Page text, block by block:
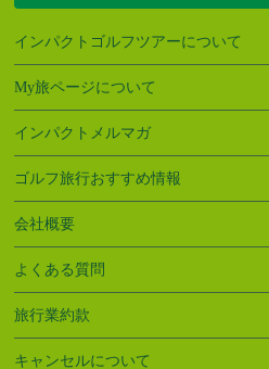
インパクトゴルフツアーについて
My旅ページについて
インパクトメルマガ
ゴルフ旅行おすすめ情報
会社概要
よくある質問
旅行業約款
キャンセルについて